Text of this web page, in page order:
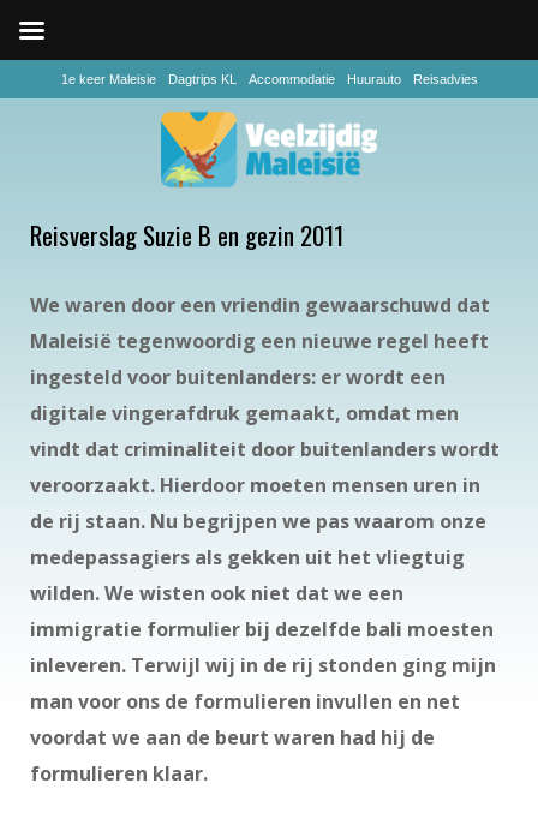
1e keer Maleisie Dagtrips KL Accommodatie Huurauto Reisadvies
Reisverslag Suzie B en gezin 2011
We waren door een vriendin gewaarschuwd dat
Maleisië tegenwoordig een nieuwe regel heeft
ingesteld voor buitenlanders: er wordt een
digitale vingerafdruk gemaakt, omdat men
vindt dat criminaliteit door buitenlanders wordt
veroorzaakt. Hierdoor moeten mensen uren in
de rij staan. Nu begrijpen we pas waarom onze
medepassagiers als gekken uit het vliegtuig
wilden. We wisten ook niet dat we een
immigratie formulier bij dezelfde bali moesten
inleveren. Terwijl wij in de rij stonden ging mijn
man voor ons de formulieren invullen en net
voordat we aan de beurt waren had hij de
formulieren klaar.